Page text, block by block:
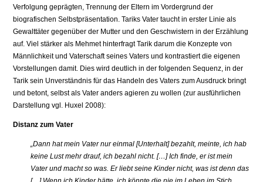
Verfolgung geprägten, Trennung der Eltern im Vordergrund der
biografischen Selbstpräsentation. Tariks Vater taucht in erster Linie als
Gewalttäter gegenüber der Mutter und den Geschwistern in der Erzählung
auf. Viel stärker als Mehmet hinterfragt Tarik darum die Konzepte von
Männlichkeit und Vaterschaft seines Vaters und kontrastiert die eigenen
Vorstellungen damit. Dies wird deutlich in der folgenden Sequenz, in der
Tarik sein Unverständnis für das Handeln des Vaters zum Ausdruck bringt
und betont, selbst als Vater anders agieren zu wollen (zur ausführlichen
Darstellung vgl. Huxel 2008):
Distanz zum Vater
„Dann hat mein Vater nur einmal [Unterhalt] bezahlt, meinte, ich hab
keine Lust mehr drauf, ich bezahl nicht. […] Ich finde, er ist mein
Vater und macht so was. Er liebt seine Kinder nicht, was ist denn das